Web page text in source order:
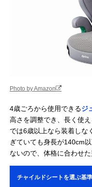
Photo by Amazon
4歳ごろから使用できるジ
高さを調整でき、長く使
では6歳以上なら装着しな
ぎていても身長が140cm
ないので、体格に合わせた
チャイルドシートを選ぶ基準